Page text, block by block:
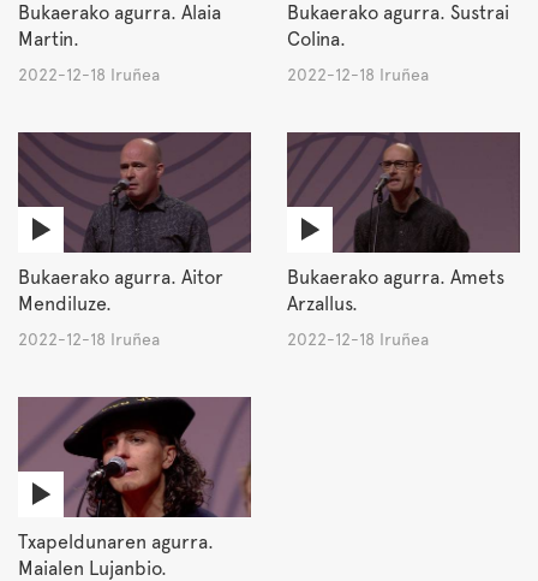
Bukaerako agurra. Alaia
Martin.
2022-12-18 Iruñea
Bukaerako agurra. Sustrai
Colina.
2022-12-18 Iruñea
Bukaerako agurra. Aitor
Mendiluze.
2022-12-18 Iruñea
Bukaerako agurra. Amets
Arzallus.
2022-12-18 Iruñea
Txapeldunaren agurra.
Maialen Lujanbio.